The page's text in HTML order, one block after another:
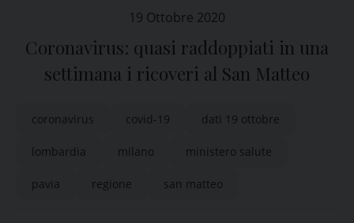
19 Ottobre 2020
Coronavirus: quasi raddoppiati in una
settimana i ricoveri al San Matteo
coronavirus covid-19 dati 19 ottobre
lombardia milano ministero salute
pavia regione san matteo